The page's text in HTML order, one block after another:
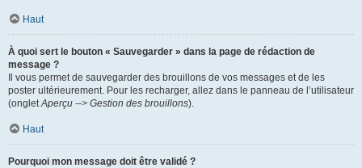
Haut
À quoi sert le bouton « Sauvegarder » dans la page de rédaction de
message ?
Il vous permet de sauvegarder des brouillons de vos messages et de les
poster ultérieurement. Pour les recharger, allez dans le panneau de l’utilisateur
(ongletAperçu --> Gestion des brouillons).
Haut
Pourquoi mon message doit être validé ?